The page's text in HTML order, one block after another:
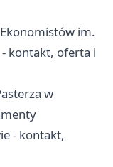
im.
kontakt, oferta i
w
- kontakt,